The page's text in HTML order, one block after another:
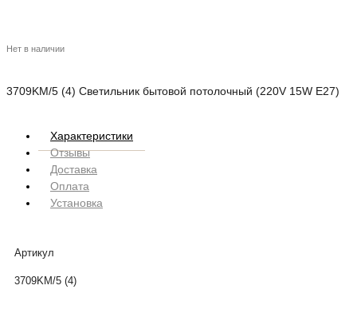
Нет в наличии
3709KM/5 (4) Светильник бытовой потолочный (220V 15W E27)
Характеристики
Отзывы
Доставка
Оплата
Установка
Артикул
3709KM/5 (4)